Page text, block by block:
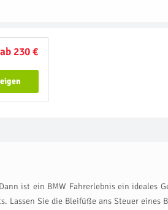
ab 230 €
ist ein BMW Fahrerlebnis ein
Sie die Bleifüße ans Steuer eines